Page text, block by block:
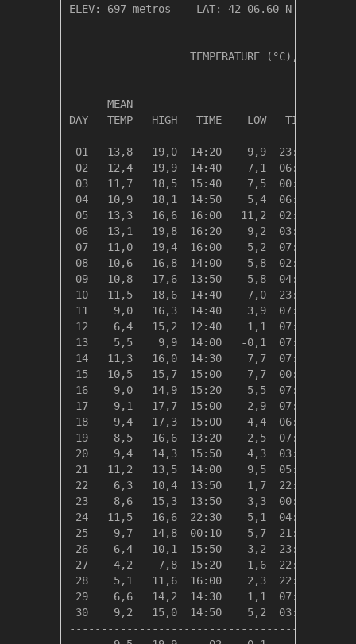
ELEV: 697 metros    LAT: 42-06.60 N    LONG:
TEMPERATURE (°C), RAIN
MEAN
DAY   TEMP   HIGH   TIME    LOW   TIME
01   13,8   19,0  14:20    9,9  23:50
02   12,4   19,9  14:40    7,1  06:50
03   11,7   18,5  15:40    7,5  00:00
04   10,9   18,1  14:50    5,4  06:10
05   13,3   16,6  16:00   11,2  02:20
06   13,1   19,8  16:20    9,2  03:30
07   11,0   19,4  16:00    5,2  07:20
08   10,6   16,8  14:00    5,8  02:20
09   10,8   17,6  13:50    5,8  04:40
10   11,5   18,6  14:40    7,0  23:20
11    9,0   16,3  14:40    3,9  07:40
12    6,4   15,2  12:40    1,1  07:00
13    5,5    9,9  14:00   -0,1  07:10
14   11,3   16,0  14:30    7,7  07:10
15   10,5   15,7  15:00    7,7  00:00
16    9,0   14,9  15:20    5,5  07:00
17    9,1   17,7  15:00    2,9  07:30
18    9,4   17,3  15:00    4,4  06:50
19    8,5   16,6  13:20    2,5  07:10
20    9,4   14,3  15:50    4,3  03:20
21   11,2   13,5  14:00    9,5  05:10
22    6,3   10,4  13:50    1,7  22:20
23    8,6   15,3  13:50    3,3  00:10
24   11,5   16,6  22:30    5,1  04:20
25    9,7   14,8  00:10    5,7  21:30
26    6,4   10,1  15:50    3,2  23:50
27    4,2    7,8  15:20    1,6  22:30
28    5,1   11,6  16:00    2,3  22:40
29    6,6   14,2  14:30    1,1  07:50
30    9,2   15,0  14:50    5,2  03:40